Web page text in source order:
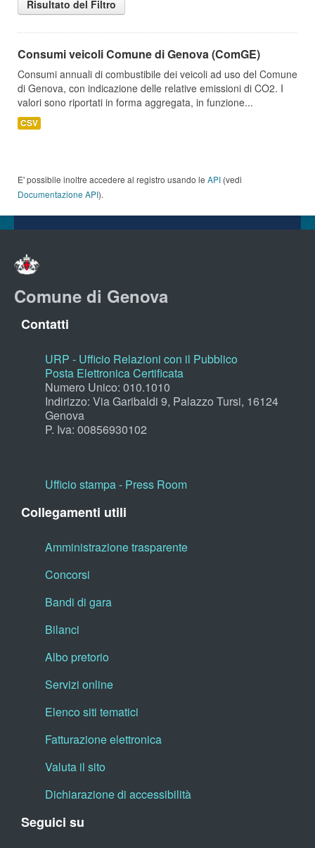
Risultato del Filtro
Consumi veicoli Comune di Genova (ComGE)
Consumi annuali di combustibile dei veicoli ad uso del Comune
di Genova, con indicazione delle relative emissioni di CO2. I
valori sono riportati in forma aggregata, in funzione...
CSV
E' possibile inoltre accedere al registro usando le API (vedi
Documentazione API).
Comune di Genova
Contatti
URP - Ufficio Relazioni con il Pubblico
Posta Elettronica Certificata
Numero Unico: 010.1010
Indirizzo: Via Garibaldi 9, Palazzo Tursi, 16124
Genova
P. Iva: 00856930102
Ufficio stampa - Press Room
Collegamenti utili
Amministrazione trasparente
Concorsi
Bandi di gara
Bilanci
Albo pretorio
Servizi online
Elenco siti tematici
Fatturazione elettronica
Valuta il sito
Dichiarazione di accessibilità
Seguici su